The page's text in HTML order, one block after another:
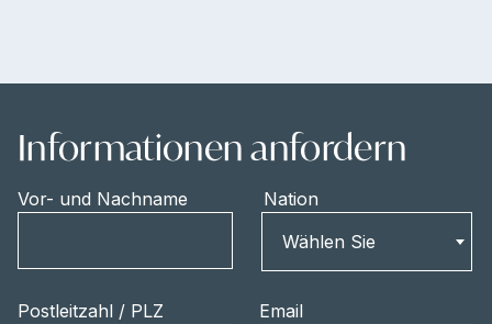
Informationen anfordern
Vor- und Nachname
Nation
Wählen Sie
Postleitzahl / PLZ Email